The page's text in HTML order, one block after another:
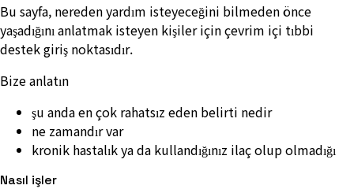
Bu sayfa, nereden yardım isteyeceğini bilmeden önce
yaşadığını anlatmak isteyen kişiler için çevrim içi tıbbi
destek giriş noktasıdır.
Bize anlatın
şu anda en çok rahatsız eden belirti nedir
ne zamandır var
kronik hastalık ya da kullandığınız ilaç olup olmadığı
Nasıl işler